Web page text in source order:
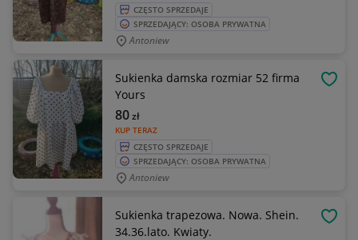
CZĘSTO SPRZEDAJE
SPRZEDAJĄCY: OSOBA PRYWATNA
Antoniew
Sukienka damska rozmiar 52 firma
Yours
KUP TERAZ
80zł
CZĘSTO SPRZEDAJE
SPRZEDAJĄCY: OSOBA PRYWATNA
Antoniew
Sukienka trapezowa. Nowa. Shein.
34.36.lato. Kwiaty.